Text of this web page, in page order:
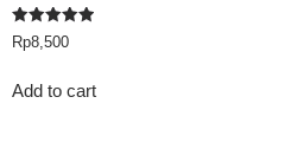
Rated
5.00
Rp8,500
Add to cart